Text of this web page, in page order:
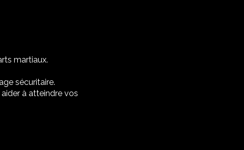
martiaux.
sécuritaire.
à atteindre vos